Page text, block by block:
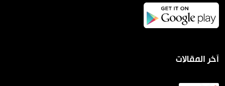
آخر المقالات